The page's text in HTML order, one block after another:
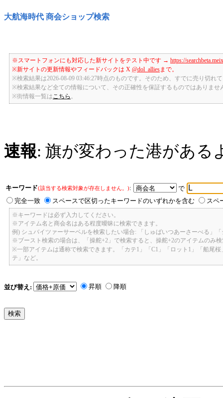
大航海時代 商会ショップ検索
※スマートフォンにも対応した新サイトをテスト中です → https://
※新サイトの更新情報やフィードバックは X @dol_alliesまで。
※検索結果は2026-08-09 03:46:27時点のものです。そのため、すでに売り切れ
※検索結果など全ての情報について、その正確性を保証するものではありませ
※街情報一覧は こちら
速報: 旗が変わった港がある
キーワード(該当する検索対象が存在しません。):
で
完全一致
スペースで区切ったキーワードのいずれかを含む スペ
※キーワードは必ず入力してください。
※アイテム名と商会名はある程度曖昧に検索できます。
例) シュバイツァーサーベルを検索したい場合: 「しゅばいつあーさーべる」
※ブースト検索の場合は、「操舵+2」で検索すると、操舵+2のアイテムのみ
※一部アイテムは通称で検索できます。「カテ1」「C1」「ロット1」「船尾
テ」など。
並び替え: 昇順 降順